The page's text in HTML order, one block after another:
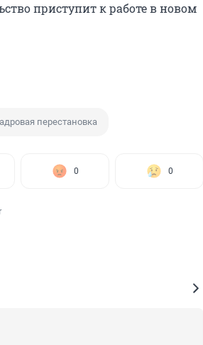
приступит к работе в новом
перестановка
0 0